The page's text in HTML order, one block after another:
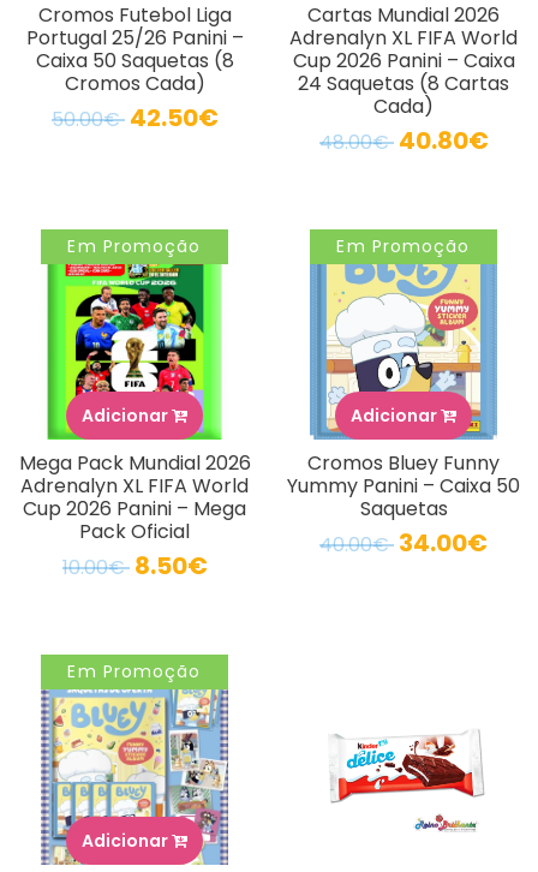
Cromos Futebol Liga
Portugal 25/26 Panini –
Caixa 50 Saquetas (8
Cromos Cada)
50.00€ 42.50€
Cartas Mundial 2026
Adrenalyn XL FIFA World
Cup 2026 Panini – Caixa
24 Saquetas (8 Cartas
Cada)
48.00€ 40.80€
Em Promoção
Adicionar
Mega Pack Mundial 2026
Adrenalyn XL FIFA World
Cup 2026 Panini – Mega
Pack Oficial
10.00€ 8.50€
Em Promoção
Adicionar
Cromos Bluey Funny
Yummy Panini – Caixa 50
Saquetas
40.00€ 34.00€
Em Promoção
Adicionar